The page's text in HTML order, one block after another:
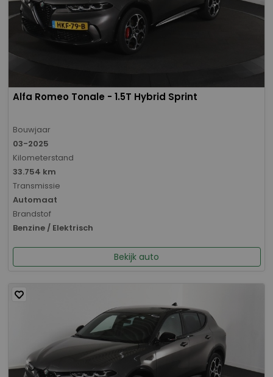
Alfa Romeo Tonale - 1.5T Hybrid Sprint
Bouwjaar
03-2025
Kilometerstand
33.754 km
Transmissie
Automaat
Brandstof
Benzine / Elektrisch
Bekijk auto